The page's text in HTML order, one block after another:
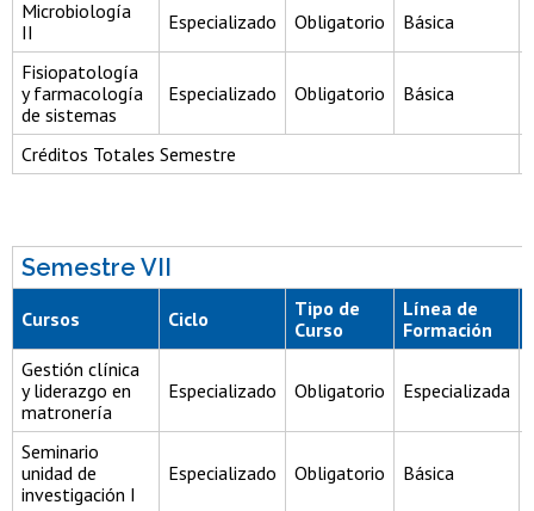
Microbiología
II
Especializado Obligatorio Básica
Fisiopatología
y farmacología
de sistemas
Especializado Obligatorio Básica
Créditos Totales Semestre
Semestre VII
Cursos Ciclo
Tipo de
Curso
Línea de
Formación
Gestión clínica
y liderazgo en
matronería
Especializado Obligatorio Especializada
Seminario
unidad de
investigación I
Especializado Obligatorio Básica